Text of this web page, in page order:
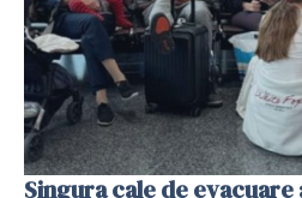
Singura cale de